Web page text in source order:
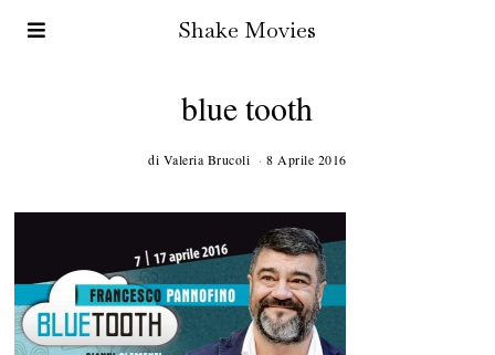
Shake Movies
blue tooth
di Valeria Brucoli 8 Aprile 2016